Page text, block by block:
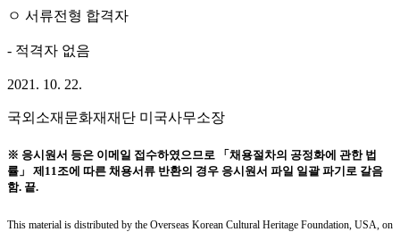
ㅇ 서류전형 합격자
- 적격자 없음
2021. 10. 22.
국외소재문화재재단 미국사무소장
※ 응시원서 등은 이메일 접수하였으므로 「채용절차의 공정화에 관한 법
률」 제11조에 따른 채용서류 반환의 경우 응시원서 파일 일괄 파기로 갈음
함. 끝.
This material is distributed by the Overseas Korean Cultural Heritage Foundation, USA, on